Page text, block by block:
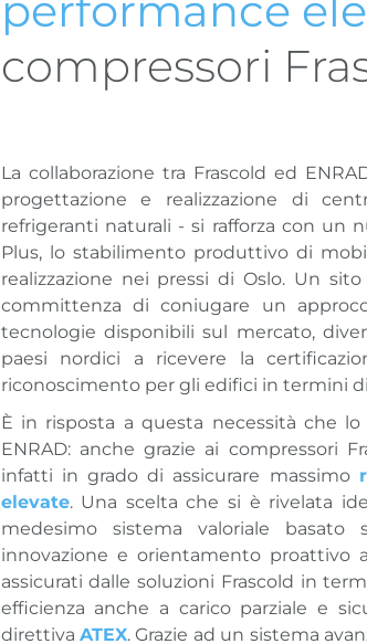
compressori
La collaborazione tra Frascold ed
progettazione e realizzazione di
refrigeranti naturali - si rafforza con un
Plus, lo stabilimento produttivo di
realizzazione nei pressi di Oslo. Un
committenza di coniugare un
tecnologie disponibili sul mercato,
paesi nordici a ricevere la
riconoscimento per gli edifici in termini
È in risposta a questa necessità che
ENRAD: anche grazie ai compressori
infatti in grado di assicurare massimo
elevate. Una scelta che si è rivelata
medesimo sistema valoriale basato
innovazione e orientamento proattivo
assicurati dalle soluzioni Frascold in
efficienza anche a carico parziale e
direttivaATEX. Grazie ad un sistema